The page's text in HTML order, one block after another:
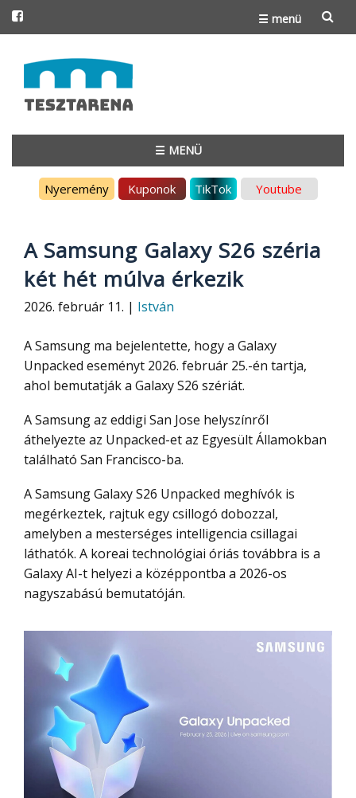
☰ menü
to
content
☰ MENÜ
Nyeremény Kuponok TikTok Youtube
A Samsung Galaxy S26 széria
két hét múlva érkezik
2026. február 11. | István
A Samsung ma bejelentette, hogy a Galaxy
Unpacked eseményt 2026. február 25.-én tartja,
ahol bemutatják a Galaxy S26 szériát.
A Samsung az eddigi San Jose helyszínről
áthelyezte az Unpacked-et az Egyesült Államokban
található San Francisco-ba.
A Samsung Galaxy S26 Unpacked meghívók is
megérkeztek, rajtuk egy csillogó dobozzal,
amelyben a mesterséges intelligencia csillagai
láthatók. A koreai technológiai óriás továbbra is a
Galaxy AI-t helyezi a középpontba a 2026-os
nagyszabású bemutatóján.